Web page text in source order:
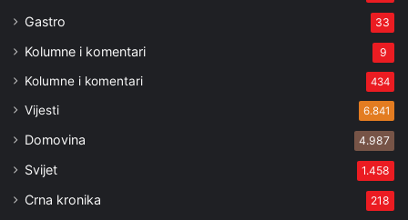
Gastro 33
Kolumne i komentari 9
Kolumne i komentari 434
Vijesti 6.841
Domovina 4.987
Svijet 1.458
Crna kronika 218